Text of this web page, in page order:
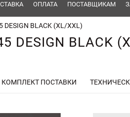
ОПЛАТА ПОСТАВЩИКАМ
BLACK (XL/XXL)
BLACK
КОМПЛЕКТ ПОСТАВКИ